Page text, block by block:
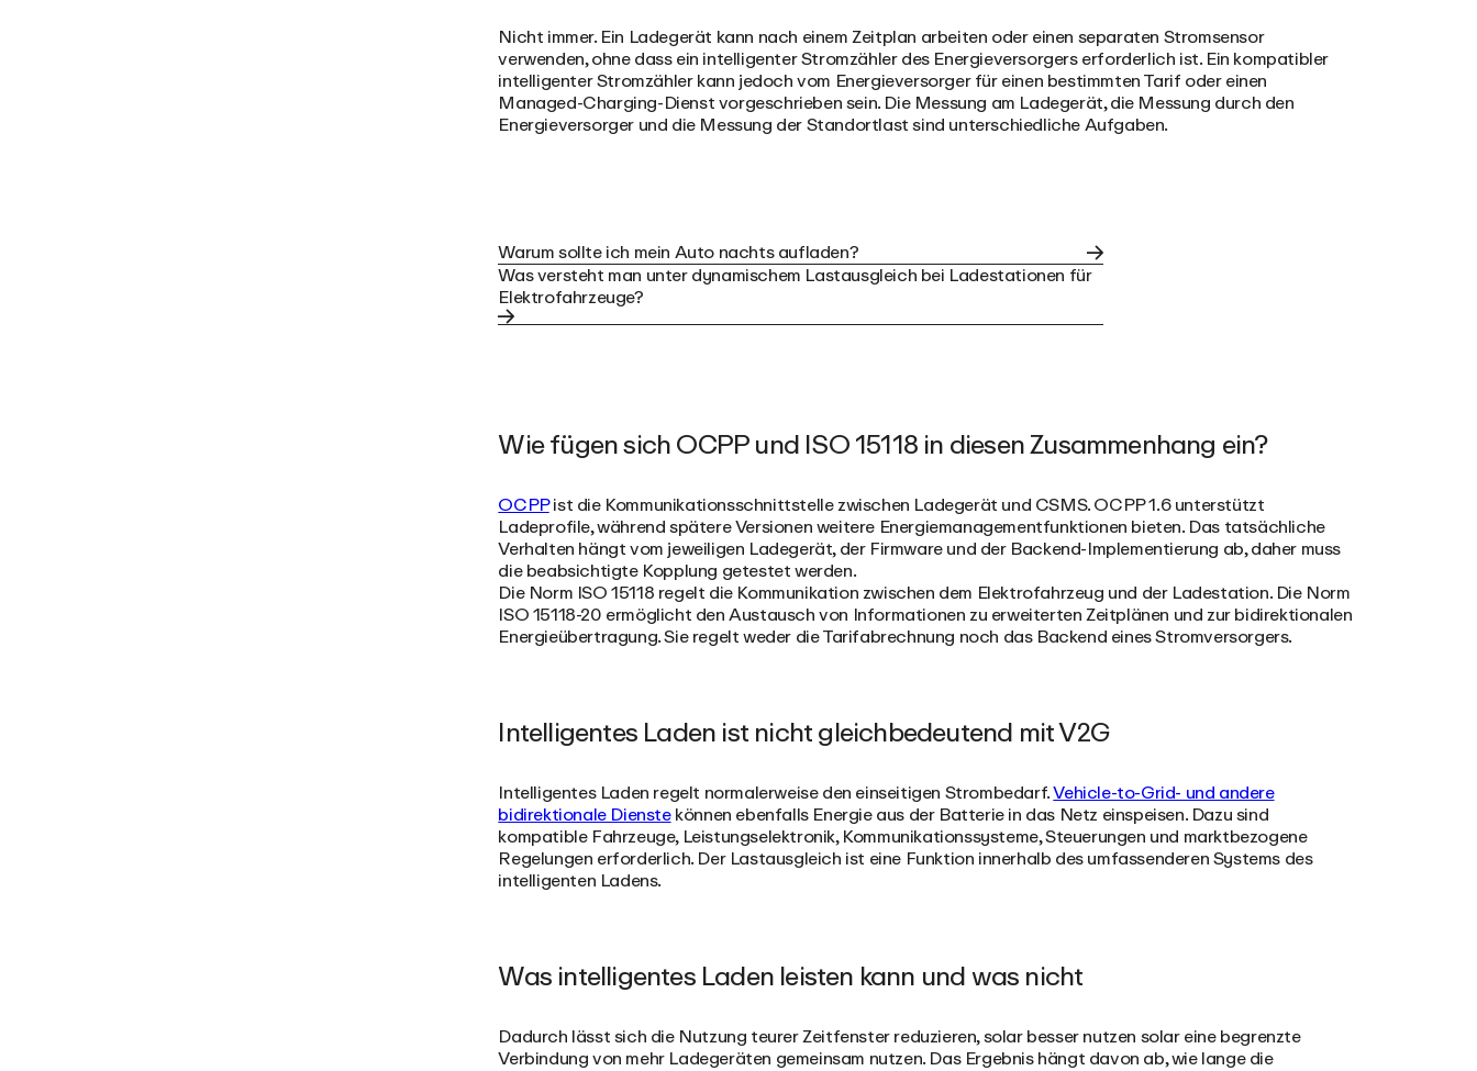
Nicht immer. Ein Ladegerät kann nach einem Zeitplan arbeiten oder einen separaten Stromsensor
verwenden, ohne dass ein intelligenter Stromzähler des Energieversorgers erforderlich ist. Ein kompatibler
intelligenter Stromzähler kann jedoch vom Energieversorger für einen bestimmten Tarif oder einen
Managed-Charging-Dienst vorgeschrieben sein. Die Messung am Ladegerät, die Messung durch den
Energieversorger und die Messung der Standortlast sind unterschiedliche Aufgaben.
Warum sollte ich mein Auto nachts aufladen?
Was versteht man unter dynamischem Lastausgleich bei Ladestationen für
Elektrofahrzeuge?
Wie fügen sich OCPP und ISO 15118 in diesen Zusammenhang ein?
OCPPist die Kommunikationsschnittstelle zwischen Ladegerät und CSMS. OCPP 1.6 unterstützt
Ladeprofile, während spätere Versionen weitere Energiemanagementfunktionen bieten. Das tatsächliche
Verhalten hängt vom jeweiligen Ladegerät, der Firmware und der Backend-Implementierung ab, daher muss
die beabsichtigte Kopplung getestet werden.
Die Norm ISO 15118 regelt die Kommunikation zwischen dem Elektrofahrzeug und der Ladestation. Die Norm
ISO 15118-20 ermöglicht den Austausch von Informationen zu erweiterten Zeitplänen und zur bidirektionalen
Energieübertragung. Sie regelt weder die Tarifabrechnung noch das Backend eines Stromversorgers.
Intelligentes Laden ist nicht gleichbedeutend mit V2G
Intelligentes Laden regelt normalerweise den einseitigen Strombedarf.Vehicle-to-Grid- und andere
bidirektionale Dienstekönnen ebenfalls Energie aus der Batterie in das Netz einspeisen. Dazu sind
kompatible Fahrzeuge, Leistungselektronik, Kommunikationssysteme, Steuerungen und marktbezogene
Regelungen erforderlich. Der Lastausgleich ist eine Funktion innerhalb des umfassenderen Systems des
intelligenten Ladens.
Was intelligentes Laden leisten kann und was nicht
Dadurch lässt sich die Nutzung teurer Zeitfenster reduzieren, solar besser nutzen solar eine begrenzte
Verbindung von mehr Ladegeräten gemeinsam nutzen. Das Ergebnis hängt davon ab, wie lange die